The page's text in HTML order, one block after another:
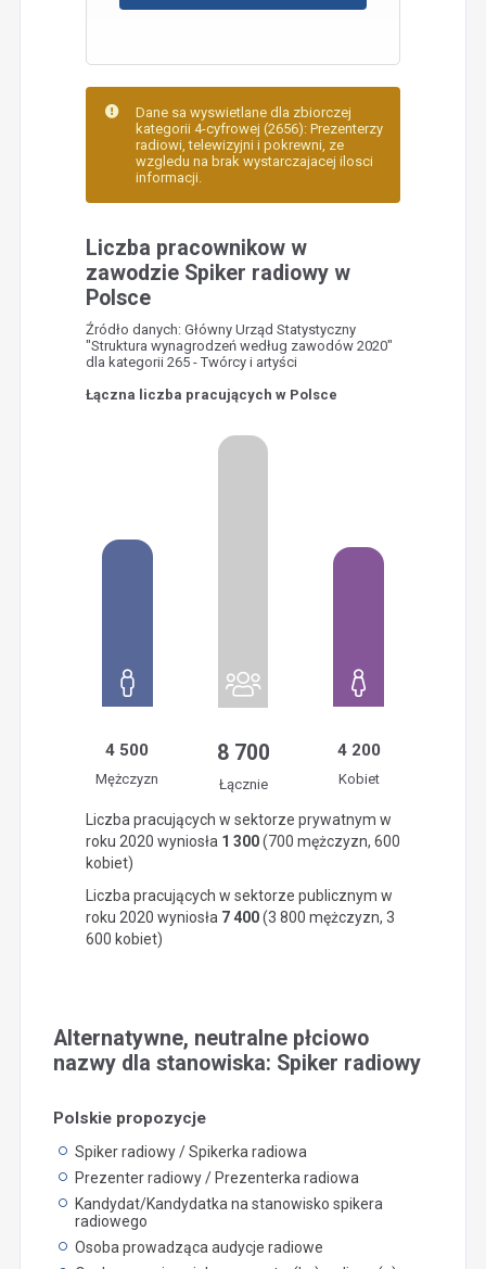
Dane sa wyswietlane dla zbiorczej
kategorii 4-cyfrowej (2656): Prezenterzy
radiowi, telewizyjni i pokrewni, ze
wzgledu na brak wystarczajacej ilosci
informacji.
Liczba pracownikow w
zawodzie Spiker radiowy w
Polsce
Źródło danych: Główny Urząd Statystyczny
"Struktura wynagrodzeń według zawodów 2020"
dla kategorii 265 - Twórcy i artyści
Łączna liczba pracujących w Polsce
4 500
Mężczyzn
8 700
Łącznie
4 200
Kobiet
Liczba pracujących w sektorze prywatnym w
roku 2020 wyniosła 1 300(700 mężczyzn, 600
kobiet)
Liczba pracujących w sektorze publicznym w
roku 2020 wyniosła 7 400(3 800 mężczyzn, 3
600 kobiet)
Alternatywne, neutralne płciowo
nazwy dla stanowiska: Spiker radiowy
Polskie propozycje
Spiker radiowy / Spikerka radiowa
Prezenter radiowy / Prezenterka radiowa
Kandydat/Kandydatka na stanowisko spikera
radiowego
Osoba prowadząca audycje radiowe